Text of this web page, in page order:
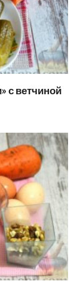
с ветчиной